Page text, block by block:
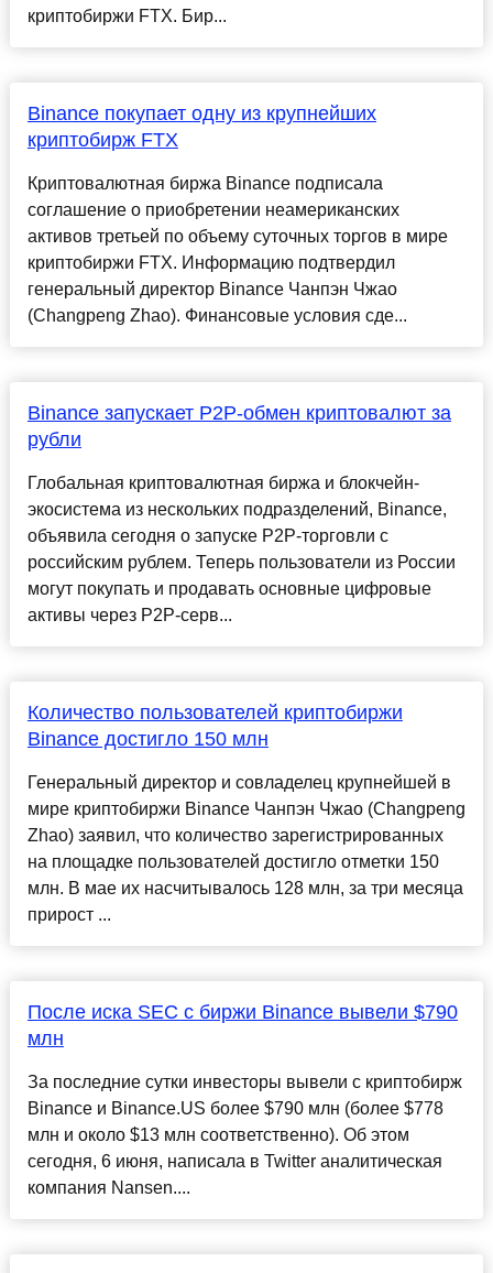
криптобиржи FTX. Бир...
Binance покупает одну из крупнейших
криптобирж FTX
Криптовалютная биржа Binance подписала
соглашение о приобретении неамериканских
активов третьей по объему суточных торгов в мире
криптобиржи FTX. Информацию подтвердил
генеральный директор Binance Чанпэн Чжао
(Changpeng Zhao). Финансовые условия сде...
Binance запускает P2P-обмен криптовалют за
рубли
Глобальная криптовалютная биржа и блокчейн-
экосистема из нескольких подразделений, Binance,
объявила сегодня о запуске P2P-торговли с
российским рублем. Теперь пользователи из России
могут покупать и продавать основные цифровые
активы через P2P-серв...
Количество пользователей криптобиржи
Binance достигло 150 млн
Генеральный директор и совладелец крупнейшей в
мире криптобиржи Binance Чанпэн Чжао (Changpeng
Zhao) заявил, что количество зарегистрированных
на площадке пользователей достигло отметки 150
млн. В мае их насчитывалось 128 млн, за три месяца
прирост ...
После иска SEC с биржи Binance вывели $790
млн
За последние сутки инвесторы вывели с криптобирж
Binance и Binance.US более $790 млн (более $778
млн и около $13 млн соответственно). Об этом
сегодня, 6 июня, написала в Twitter аналитическая
компания Nansen....